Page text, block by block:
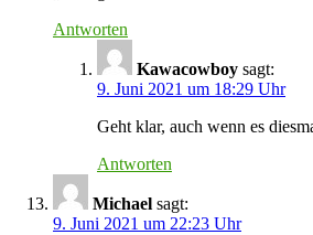
Antworten
Kawacowboy sagt:
9. Juni 2021 um 18:29 Uhr
Geht klar, auch wenn es
Antworten
Michael sagt:
9. Juni 2021 um 22:23 Uhr